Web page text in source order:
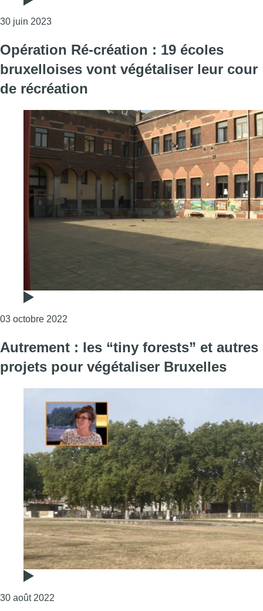
30 juin 2023Consulter l'article "La Région bruxelloise veut
Opération Ré-création : 19 écoles
bruxelloises vont végétaliser leur cour
de récréation
03 octobre 2022
Autrement : les “tiny forests” et autres
projets pour végétaliser Bruxelles
30 août 2022